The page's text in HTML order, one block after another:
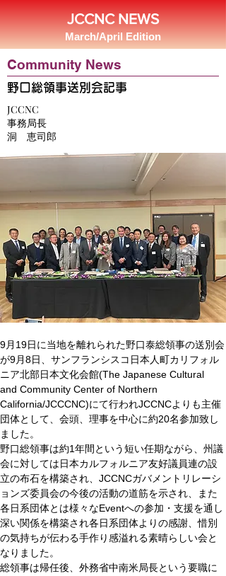
JCCNC NEWS
March/April Edition
Community News
野口総領事送別会記事
JCCNC
事務局長
洞 恵司郎
9月19日に当地を離れられた野口泰総領事の送別会
が9月8日、サンフランシスコ日本人町カリフォル
ニア北部日本文化会館(The Japanese Cultural
and Community Center of Northern
California/JCCCNC)にて行われJCCNCよりも主催
団体として、会頭、理事を中心に約20名参加致し
ました。
野口総領事は約1年間という短い任期ながら、州議
会に対しては日本カルフォルニア友好議員連の設
立の布石を構築され、JCCNCガバメントリレーシ
ョンズ委員会の今後の活動の道筋を示され、また
各日系団体とは様々なEventへの参加・支援を通し
深い関係を構築され各日系団体よりの感謝、惜別
の気持ちが伝わる手作り感溢れる素晴らしい会と
なりました。
総領事は帰任後、外務省中南米局長という要職に